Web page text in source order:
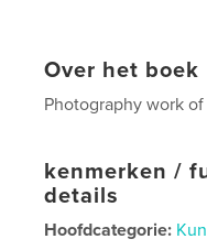
Over het boek
Photography work of
kenmerken /
details
Hoofdcategorie: